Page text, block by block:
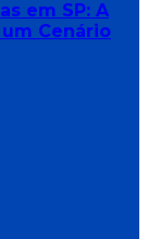
em SP: A
Cenário